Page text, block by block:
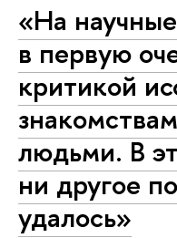
«На
в первую
критикой
людьми. В
ни другое
удалось»